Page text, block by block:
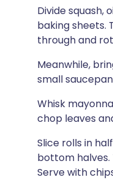
Divide squash,
baking sheets.
through and
Meanwhile,
small
Whisk
chop leaves
Slice rolls in
bottom halves.
Serve with